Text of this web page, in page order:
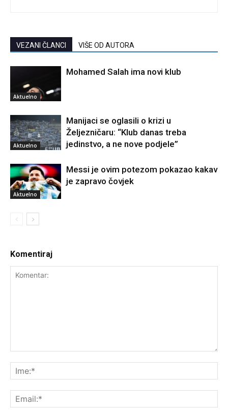
VEZANI ČLANCI VIŠE OD AUTORA
Aktuelno
Mohamed Salah ima novi klub
Aktuelno
Manijaci se oglasili o krizi u
Željezničaru: “Klub danas treba
jedinstvo, a ne nove podjele”
Aktuelno
Messi je ovim potezom pokazao kakav
je zapravo čovjek
Komentiraj